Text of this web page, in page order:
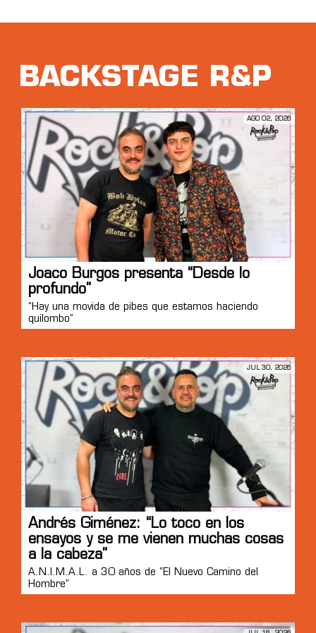
BACKSTAGE R&P
AGO 02, 2026
Joaco Burgos presenta “Desde lo
profundo”
“Hay una movida de pibes que estamos haciendo
quilombo”
JUL 30, 2026
Andrés Giménez: “Lo toco en los
ensayos y se me vienen muchas cosas
a la cabeza”
A.N.I.M.A.L. a 30 años de “El Nuevo Camino del
Hombre”